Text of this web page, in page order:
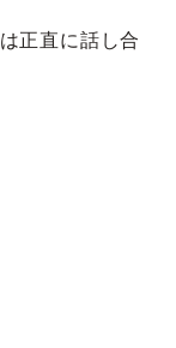
は正直に話し合